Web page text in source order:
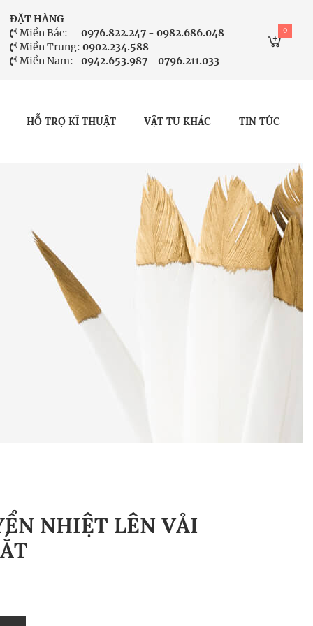
ĐẶT HÀNG
Miền Bắc:
0976.822.247 - 0982.686.048
Miền Trung: 0902.234.588
Miền Nam:
0942.653.987 - 0796.211.033
0
HỖ TRỢ KĨ THUẬT VẬT TƯ KHÁC TIN TỨC
NHIỆT LÊN VẢI